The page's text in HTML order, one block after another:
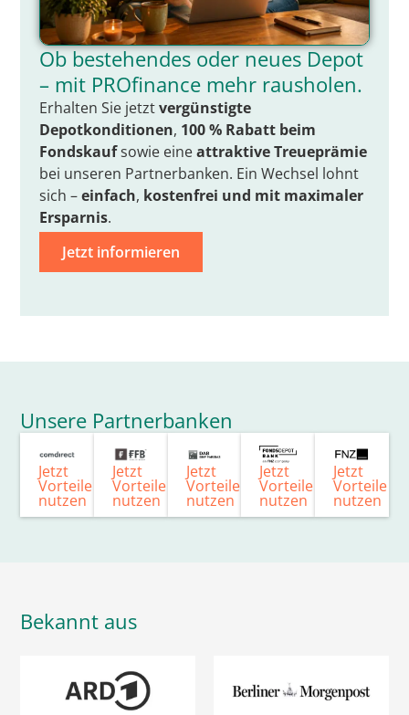
Ob bestehendes oder neues Depot
– mit PROfinance mehr rausholen.
Erhalten Sie jetztvergünstigte
Depotkonditionen, 100 % Rabatt beim
Fondskaufsowie eineattraktive Treueprämie
bei unseren Partnerbanken. Ein Wechsel lohnt
sich –einfach, kostenfrei und mit maximaler
Ersparnis.
Jetzt informieren
Unsere Partnerbanken
Jetzt
Vorteile
nutzen
Jetzt
Vorteile
nutzen
Jetzt
Vorteile
nutzen
Jetzt
Vorteile
nutzen
Jetzt
Vorteile
nutzen
Bekannt aus